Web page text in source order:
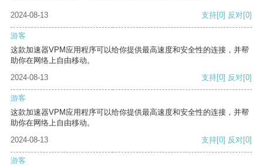
2024-08-13 支持[0] 反对[0]
游客
这款加速器VPM应用程序可以给你提供最高速度和安全性的连接，并帮
助你在网络上自由移动。
2024-08-13
支持[0] 反对[0]
游客
这款加速器VPM应用程序可以给你提供最高速度和安全性的连接，并帮
助你在网络上自由移动。
2024-08-13
支持[0] 反对[0]
游客